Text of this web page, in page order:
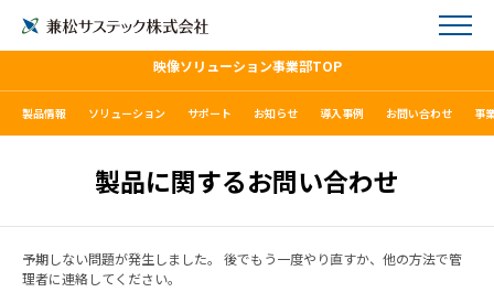
映像ソリューション事業部TOP
製品情報 ソリューション サポート お知らせ 導入事例 お問い合わせ 事
製品に関するお問い合わせ
予期しない問題が発生しました。 後でもう一度やり直すか、他の方法で管
理者に連絡してください。